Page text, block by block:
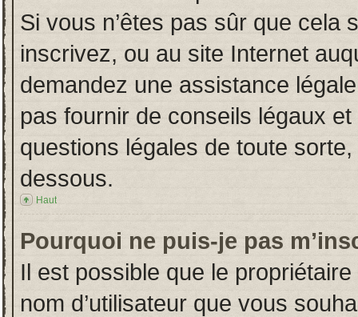
Si vous n’êtes pas sûr que cela
inscrivez, ou au site Internet
demandez une assistance
pas fournir de conseils légaux
questions légales de toute
dessous.
Haut
Pourquoi ne puis-je pas
Il est possible que le
nom d’utilisateur que vous